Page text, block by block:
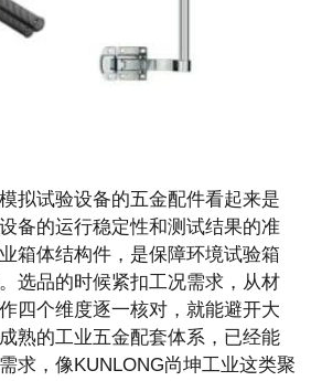
拟试验设备的五金配件看起来是
备的运行稳定性和测试结果的准
箱体结构件，是保障环境试验箱
选品的时候紧扣工况需求，从材
四个维度逐一核对，就能避开大
熟的工业五金配套体系，已经能
求，像KUNLONG尚坤工业这类聚